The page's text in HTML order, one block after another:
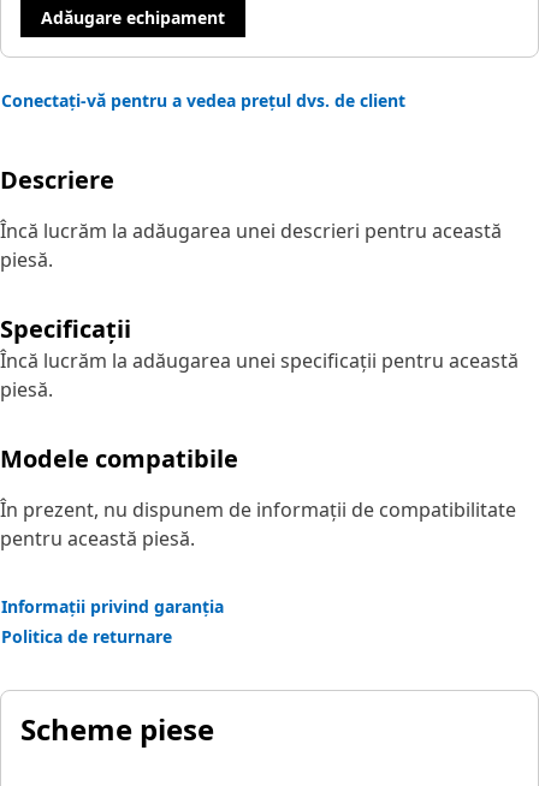
Adăugare echipament
Conectați-vă pentru a vedea prețul dvs. de client
Descriere
Încă lucrăm la adăugarea unei descrieri pentru această
piesă.
Specificații
Încă lucrăm la adăugarea unei specificații pentru această
piesă.
Modele compatibile
În prezent, nu dispunem de informații de compatibilitate
pentru această piesă.
Informații privind garanția
Politica de returnare
Scheme piese